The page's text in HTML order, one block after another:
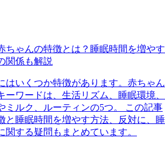
ちゃんの特徴とは？睡眠時間を増やす
関係も解説
はいくつか特徴があります。赤ちゃん
ーワードは、生活リズム、睡眠環境、
ミルク、ルーティンの5つ。 この記事
と睡眠時間を増やす方法、反対に、睡
関する疑問もまとめています。